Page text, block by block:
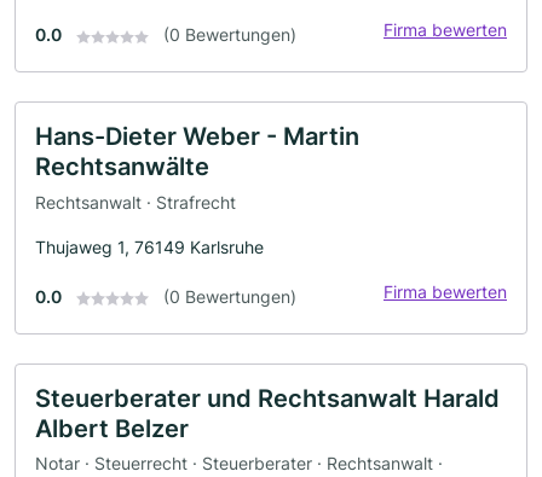
0.0 (0 Bewertungen) Firma bewerten
Hans-Dieter Weber - Martin
Rechtsanwälte
Rechtsanwalt · Strafrecht
Thujaweg 1, 76149 Karlsruhe
0.0 (0 Bewertungen) Firma bewerten
Steuerberater und Rechtsanwalt Harald
Albert Belzer
Notar · Steuerrecht · Steuerberater · Rechtsanwalt ·